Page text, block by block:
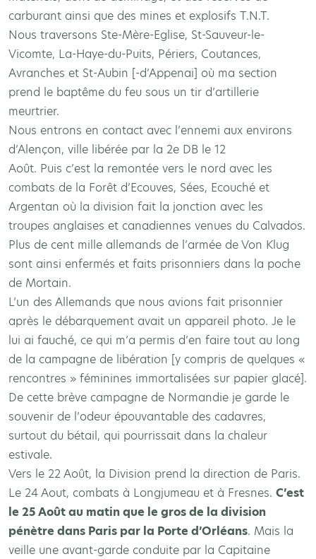
carburant ainsi que des mines et explosifs T.N.T.
Nous traversons Ste-Mère-Eglise, St-Sauveur-le-
Vicomte, La-Haye-du-Puits, Périers, Coutances,
Avranches et St-Aubin [-d’Appenai] où ma section
prend le baptême du feu sous un tir d’artillerie
meurtrier.
Nous entrons en contact avec l’ennemi aux environs
d’Alençon, ville libérée par la 2e DB le 12
Août. Puis c’est la remontée vers le nord avec les
combats de la Forêt d’Ecouves, Sées, Ecouché et
Argentan où la division fait la jonction avec les
troupes anglaises et canadiennes venues du Calvados.
Plus de cent mille allemands de l’armée de Von Klug
sont ainsi enfermés et faits prisonniers dans la poche
de Mortain.
L’un des Allemands que nous avions fait prisonnier
après le débarquement avait un appareil photo. Je le
lui ai fauché, ce qui m’a permis d’en faire tout au long
de la campagne de libération [y compris de quelques «
rencontres » féminines immortalisées sur papier glacé].
De cette brève campagne de Normandie je garde le
souvenir de l’odeur épouvantable des cadavres,
surtout du bétail, qui pourrissait dans la chaleur
estivale.
Vers le 22 Août, la Division prend la direction de Paris.
Le 24 Aout, combats à Longjumeau et à Fresnes. C’est
le 25 Août au matin que le gros de la division
pénètre dans Paris par la Porte d’Orléans. Mais la
veille une avant-garde conduite par la Capitaine